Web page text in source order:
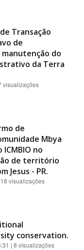
Transação
de
do
da Terra
visualizações
de
Mbya
ICMBIO no
de território
Jesus - PR.
visualizações
conservation.
| 8 visualizações